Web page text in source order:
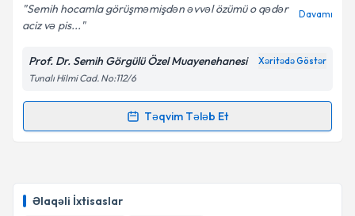
Əlaqəli İxtisaslar
Şəxsi məlumatlarımın emal edilməsinə dair
məlumatlarımın göstərilən çərçivədə emal
edilməsinə razılıq verirəm.
Təqvim Tələbini Göndər
Semih hocamla görüşməmişdən əvvəl özümü o qədər
aciz və pis...
Davamı
Prof. Dr. Semih Görgülü Özel Muayenehanesi Xəritədə Göstər
Tunalı Hilmi Cad. No:112/6
Təqvim Tələb Et
Randevu Təqvimi Tələbi
təqvimi tələbi yaradın. Bu mütəxəssisdən randevu ala
biləcəyiniz təqvim hazır olduqda e-poçt ilə